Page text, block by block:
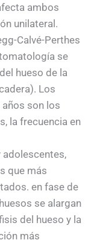
ambos
unilateral.
Calvé-Perthes
se
hueso de la
Los
son los
la frecuencia en
adolescentes,
que más
en fase de
se alargan
del hueso y la
más